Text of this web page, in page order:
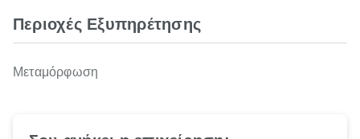
Περιοχές Εξυπηρέτησης
Μεταμόρφωση